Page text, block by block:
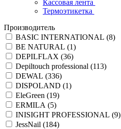
Кассовая лента
Термоэтикетка
Производитель
BASIC INTERNATIONAL (8)
BE NATURAL (1)
DEPILFLAX (36)
Depiltouch professional (113)
DEWAL (336)
DISPOLAND (1)
EleGreen (19)
ERMILA (5)
INISIGHT PROFESSIONAL (9)
JessNail (184)